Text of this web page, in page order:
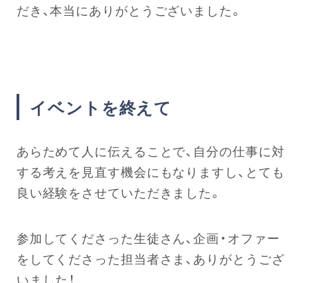
だき、本当にありがとうございました。
イベントを終えて
あらためて人に伝えることで、自分の仕事に対
する考えを見直す機会にもなりますし、とても
良い経験をさせていただきました。
参加してくださった生徒さん、企画・オファー
をしてくださった担当者さま、ありがとうござ
いました！